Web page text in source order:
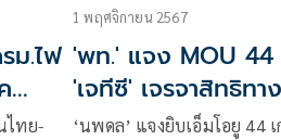
ม.ไฟ
ไทย-
1 พฤศจิกายน 2567
'พท.' แจง MOU 44
'เจทีซี' เจรจาสิทธิท
หยุดปั่นกระแส
‘นพดล’ แจงยิบเอ็มโอยู 44